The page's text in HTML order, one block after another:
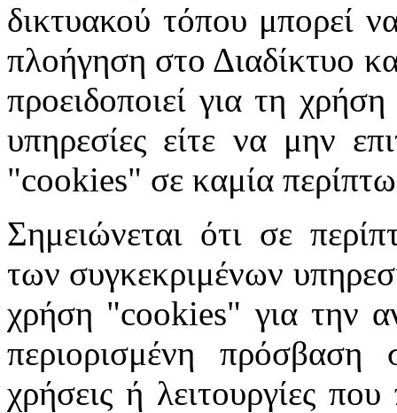
δικτυακού τόπου μπορεί
πλοήγηση στο Διαδίκτυο
προειδοποιεί για τη
υπηρεσίες είτε να μην
"cookies" σε καμία
Σημειώνεται ότι σε
των συγκεκριμένων
χρήση "cookies" για την
περιορισμένη πρόσβαση
χρήσεις ή λειτουργίες